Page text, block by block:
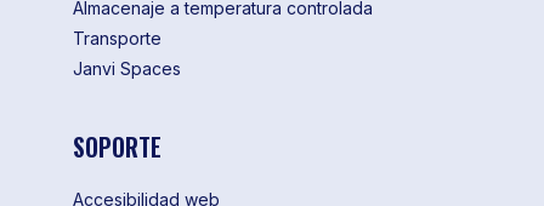
Almacenaje a temperatura controlada
Transporte
Janvi Spaces
SOPORTE
Accesibilidad web